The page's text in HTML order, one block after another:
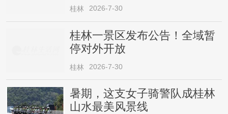
桂林 2026-7-30
桂林一景区发布公告！全域暂
停对外开放
桂林 2026-7-30
暑期，这支女子骑警队成桂林
山水最美风景线